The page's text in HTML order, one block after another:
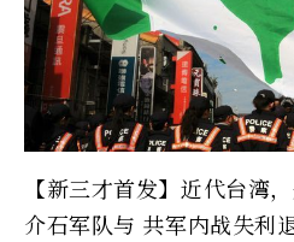
【新三才首发】近代台湾
介石军队与 共军内战失利